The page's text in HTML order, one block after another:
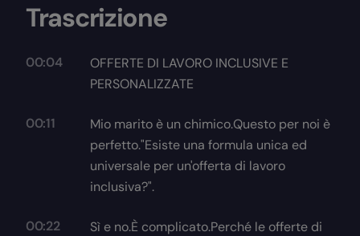
Trascrizione
00:04
OFFERTE DI LAVORO INCLUSIVE E
PERSONALIZZATE
00:11
Mio marito è un chimico.Questo per noi è
perfetto."Esiste una formula unica ed
universale per un'offerta di lavoro
inclusiva?".
00:22
Sì e no.È complicato.Perché le offerte di